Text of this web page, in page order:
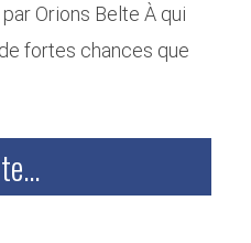
Orions Belte À qui
fortes chances que